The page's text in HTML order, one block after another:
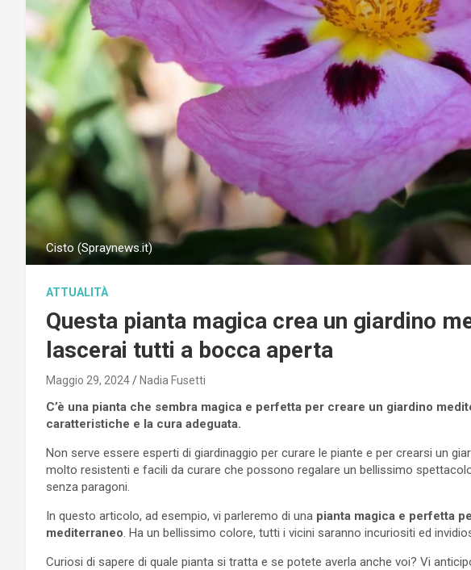
Cisto (Spraynews.it)
ATTUALITÀ
Questa pianta magica crea un giardino
lascerai tutti a bocca aperta
Maggio 29, 2024 Nadia Fusetti
C’è una pianta che sembra magica e perfetta per creare un giardino
caratteristiche e la cura adeguata.
Non serve essere esperti di giardinaggio per curare le piante e per crearsi un
molto resistenti e facili da curare che possono regalare un bellissimo
senza paragoni.
In questo articolo, ad esempio, vi parleremo di una pianta magica e perfetta
mediterraneo . Ha un bellissimo colore, tutti i vicini saranno incuriositi ed
Curiosi di sapere di quale pianta si tratta e se potete averla anche voi? Vi